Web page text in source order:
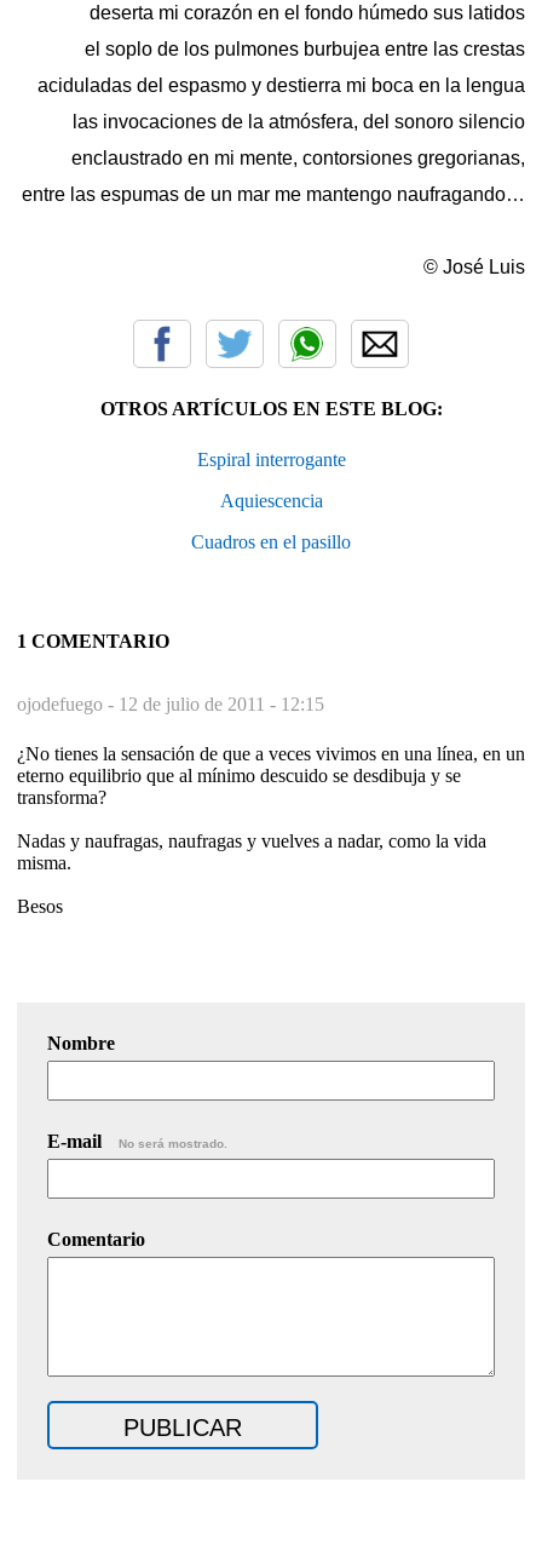
deserta mi corazón en el fondo húmedo sus latidos
el soplo de los pulmones burbujea entre las crestas
aciduladas del espasmo y destierra mi boca en la lengua
las invocaciones de la atmósfera, del sonoro silencio
enclaustrado en mi mente, contorsiones gregorianas,
entre las espumas de un mar me mantengo naufragando…
© José Luis
OTROS ARTÍCULOS EN ESTE BLOG:
Espiral interrogante
Aquiescencia
Cuadros en el pasillo
1 COMENTARIO
ojodefuego - 12 de julio de 2011 - 12:15
¿No tienes la sensación de que a veces vivimos en una línea, en un
eterno equilibrio que al mínimo descuido se desdibuja y se
transforma?
Nadas y naufragas, naufragas y vuelves a nadar, como la vida
misma.
Besos
Nombre
E-mail No será mostrado.
Comentario